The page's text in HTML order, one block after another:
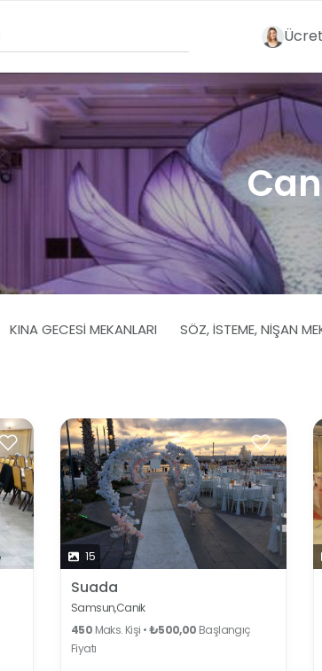
KINA GECESI MEKANLARI SÖZ, İSTEME, NIŞAN
15
Suada
Samsun,Canik
450 Maks. Kişi •₺500,00 Başlangıç
Fiyatı